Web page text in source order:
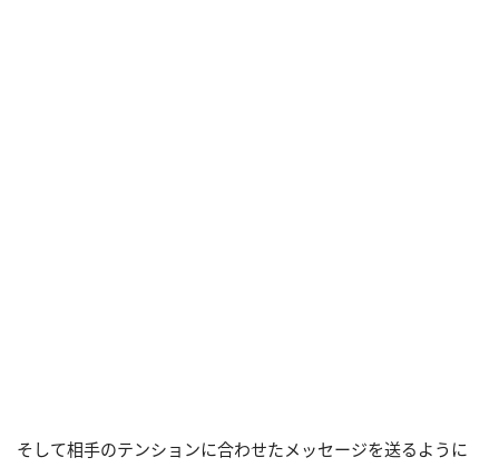
そして相手のテンションに合わせたメッセージを送るように